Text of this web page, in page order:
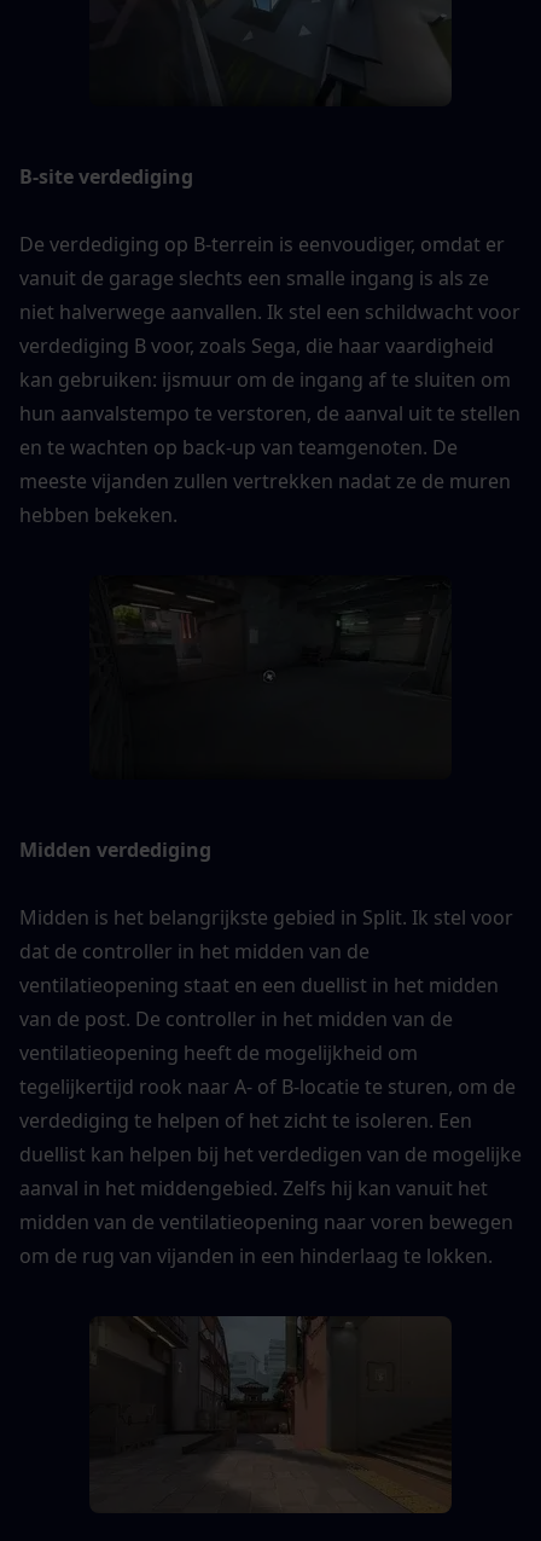
B-site verdediging
De verdediging op B-terrein is eenvoudiger, omdat er
vanuit de garage slechts een smalle ingang is als ze
niet halverwege aanvallen. Ik stel een schildwacht voor
verdediging B voor, zoals Sega, die haar vaardigheid
kan gebruiken: ijsmuur om de ingang af te sluiten om
hun aanvalstempo te verstoren, de aanval uit te stellen
en te wachten op back-up van teamgenoten. De
meeste vijanden zullen vertrekken nadat ze de muren
hebben bekeken.
Midden verdediging
Midden is het belangrijkste gebied in Split. Ik stel voor
dat de controller in het midden van de
ventilatieopening staat en een duellist in het midden
van de post. De controller in het midden van de
ventilatieopening heeft de mogelijkheid om
tegelijkertijd rook naar A- of B-locatie te sturen, om de
verdediging te helpen of het zicht te isoleren. Een
duellist kan helpen bij het verdedigen van de mogelijke
aanval in het middengebied. Zelfs hij kan vanuit het
midden van de ventilatieopening naar voren bewegen
om de rug van vijanden in een hinderlaag te lokken.